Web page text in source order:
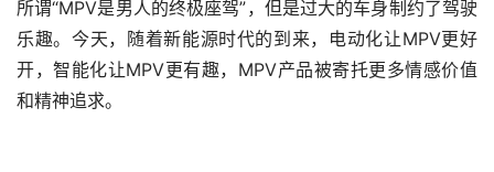
所谓“MPV是男人的终极座驾”，但是过大的车身制约了驾驶
乐趣。今天，随着新能源时代的到来，电动化让MPV更好
开，智能化让MPV更有趣，MPV产品被寄托更多情感价值
和精神追求。